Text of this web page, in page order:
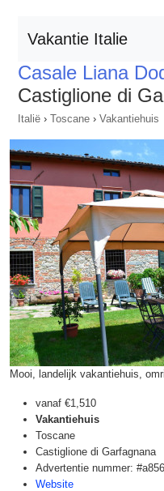
Vakantie Italie
Casale Liana
Castiglione di
Italië › Toscane › Vakantiehuis
Mooi, landelijk vakantiehuis,
vanaf €1,510
Vakantiehuis
Toscane
Castiglione di Garfagnana
Advertentie nummer:
Website